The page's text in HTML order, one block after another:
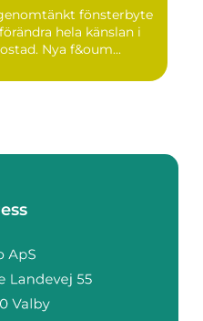
fönsterbyte
hela känslan i
Nya f&oum...